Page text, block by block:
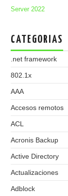
Server 2022
CATEGORIAS
.net framework
802.1x
AAA
Accesos remotos
ACL
Acronis Backup
Active Directory
Actualizaciones
Adblock